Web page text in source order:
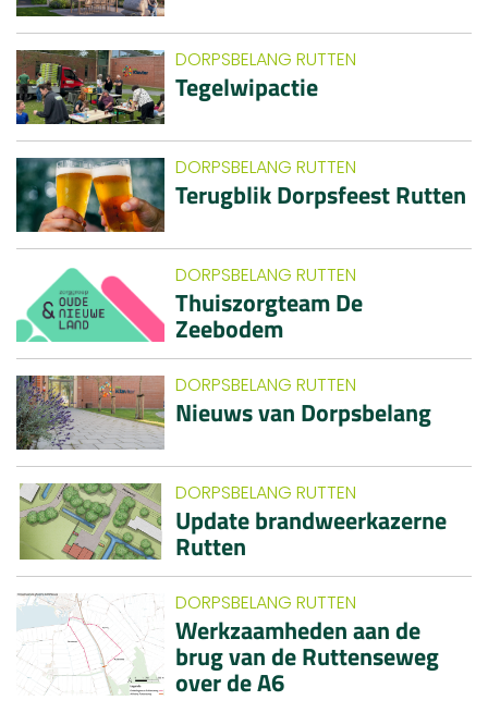
DORPSBELANG RUTTEN
Tegelwipactie
DORPSBELANG RUTTEN
Terugblik Dorpsfeest Rutten
DORPSBELANG RUTTEN
Thuiszorgteam De
Zeebodem
DORPSBELANG RUTTEN
Nieuws van Dorpsbelang
DORPSBELANG RUTTEN
Update brandweerkazerne
Rutten
DORPSBELANG RUTTEN
Werkzaamheden aan de
brug van de Ruttenseweg
over de A6